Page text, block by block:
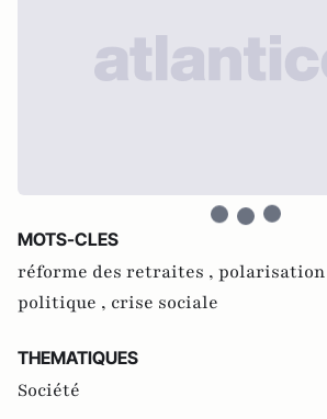
MOTS-CLES
réforme des retraites ,
politique , crise sociale
THEMATIQUES
Société